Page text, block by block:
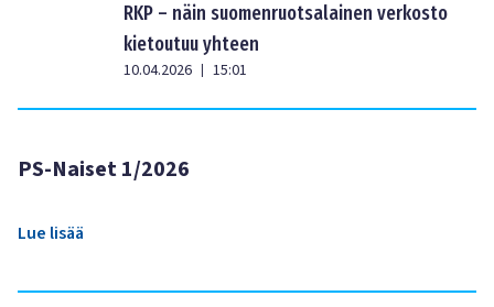
RKP – näin suomenruotsalainen verkosto
kietoutuu yhteen
10.04.2026 | 15:01
PS-Naiset 1/2026
Lue lisää